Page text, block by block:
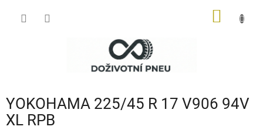
YOKOHAMA 225/45 R 17 V906 94V
XL RPB